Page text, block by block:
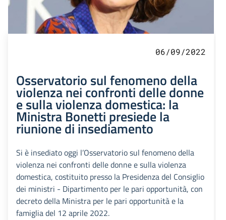
06/09/2022
Osservatorio sul fenomeno della
violenza nei confronti delle donne
e sulla violenza domestica: la
Ministra Bonetti presiede la
riunione di insediamento
Si è insediato oggi l’Osservatorio sul fenomeno della
violenza nei confronti delle donne e sulla violenza
domestica, costituito presso la Presidenza del Consiglio
dei ministri - Dipartimento per le pari opportunità, con
decreto della Ministra per le pari opportunità e la
famiglia del 12 aprile 2022.